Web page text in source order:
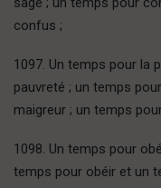
confus ;
1097. Un temps pour la
pauvreté ; un temps
maigreur ; un temps
1098. Un temps pour
temps pour obéir et un